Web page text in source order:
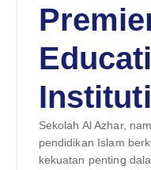
Sekolah Al Azhar,
pendidikan Islam
kekuatan penting